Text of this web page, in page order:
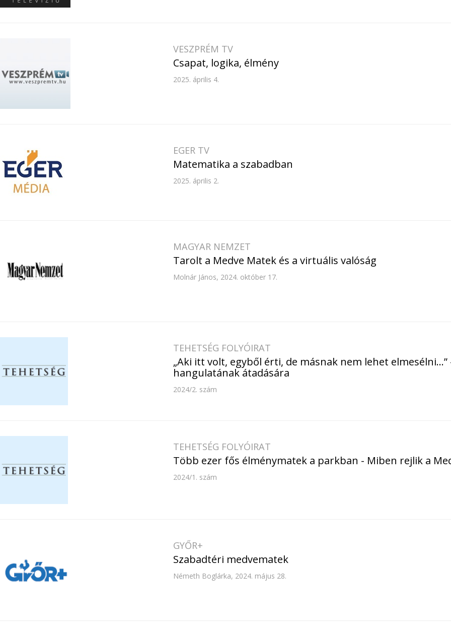
VESZPRÉM TV
Csapat, logika, élmény
2025. április 4.
EGER TV
Matematika a szabadban
2025. április 2.
MAGYAR NEMZET
Tarolt a Medve Matek és a virtuális valóság
Molnár János, 2024. október 17.
TEHETSÉG FOLYÓIRAT
„Aki itt volt, egyből érti, de másnak nem lehet
hangulatának átadására
2024/2. szám
TEHETSÉG FOLYÓIRAT
Több ezer fős élménymatek a parkban - Miben rejlik a
2024/1. szám
GYŐR+
Szabadtéri medvematek
Németh Boglárka, 2024. május 28.